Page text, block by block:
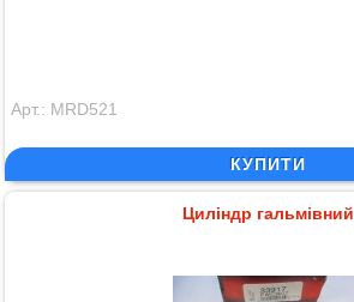
Арт.: MRD521
КУПИТИ
Циліндр гальмівний